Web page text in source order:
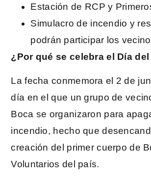
Estación de RCP y
Simulacro de incendio y
podrán participar los
¿Por qué se celebra el Día
La fecha conmemora el 2 de
día en el que un grupo de
Boca se organizaron para
incendio, hecho que
creación del primer cuerpo de
Voluntarios del país.